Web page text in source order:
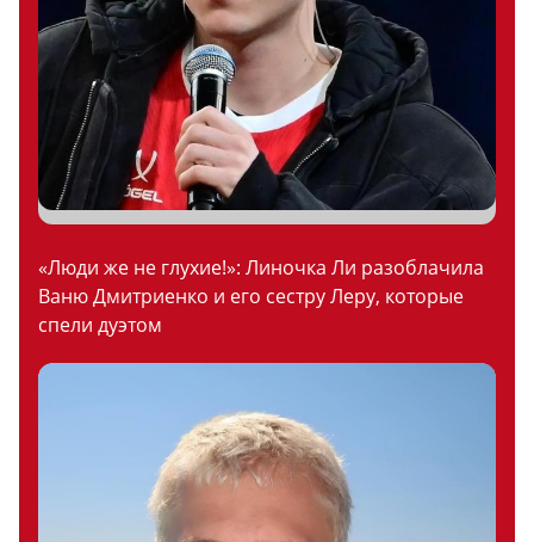
«Люди же не глухие!»: Линочка Ли разоблачила
Ваню Дмитриенко и его сестру Леру, которые
спели дуэтом